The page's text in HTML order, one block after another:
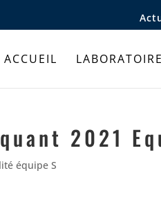
ACCUEIL LABORATOIRE
2021
équipe S